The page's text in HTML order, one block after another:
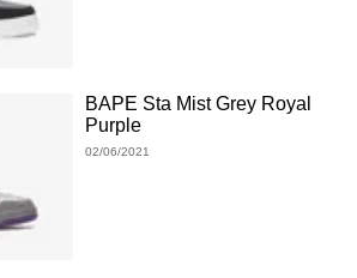
BAPE Sta Mist Grey Royal
Purple
02/06/2021